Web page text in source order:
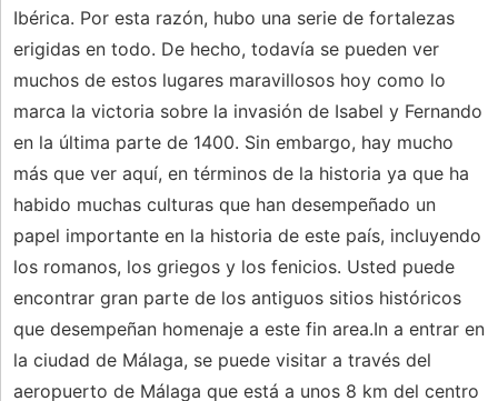
Ibérica. Por esta razón, hubo una serie de fortalezas
erigidas en todo. De hecho, todavía se pueden ver
muchos de estos lugares maravillosos hoy como lo
marca la victoria sobre la invasión de Isabel y Fernando
en la última parte de 1400. Sin embargo, hay mucho
más que ver aquí, en términos de la historia ya que ha
habido muchas culturas que han desempeñado un
papel importante en la historia de este país, incluyendo
los romanos, los griegos y los fenicios. Usted puede
encontrar gran parte de los antiguos sitios históricos
que desempeñan homenaje a este fin area.In a entrar en
la ciudad de Málaga, se puede visitar a través del
aeropuerto de Málaga que está a unos 8 km del centro